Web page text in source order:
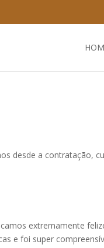
desde a contratação,
extremamente
e foi super